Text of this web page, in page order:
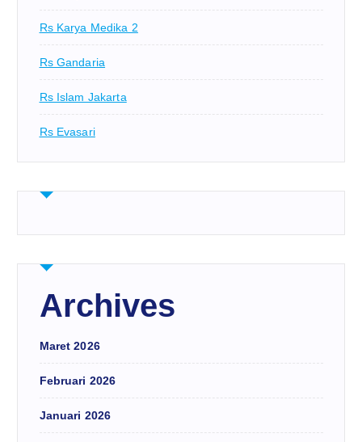
Rs Karya Medika 2
Rs Gandaria
Rs Islam Jakarta
Rs Evasari
Archives
Maret 2026
Februari 2026
Januari 2026